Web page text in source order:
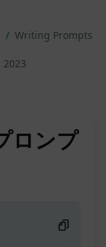
/ Writing Prompts
ロンプ